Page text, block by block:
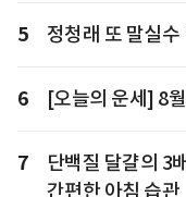
5 정청래 또 말실
6 [오늘의 운세] 8
7
단백질 달걀의 3
간편한 아침 습관